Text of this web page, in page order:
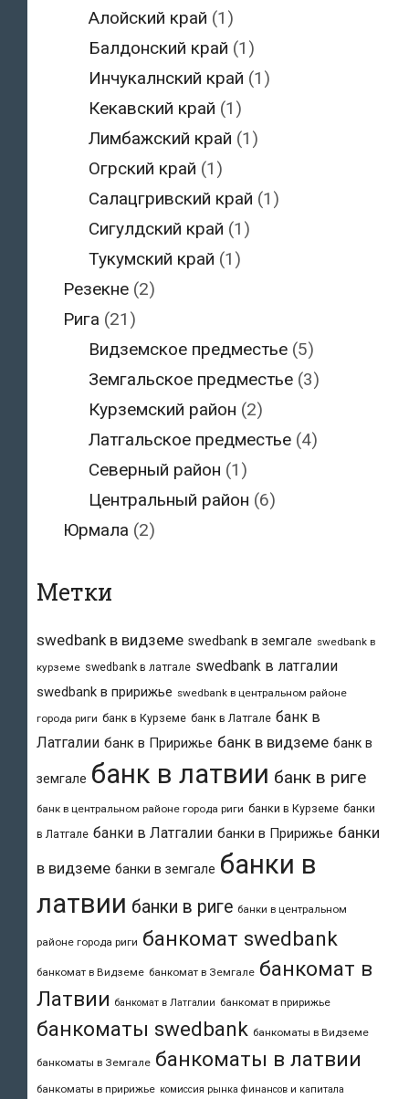
Алойский край (1)
Балдонский край (1)
Инчукалнский край (1)
Кекавский край (1)
Лимбажский край (1)
Огрский край (1)
Салацгривский край (1)
Сигулдский край (1)
Тукумский край (1)
Резекне(2)
Рига (21)
Видземское предместье (5)
Земгальское предместье (3)
Курземский район (2)
Латгальское предместье (4)
Северный район (1)
Центральный район (6)
Юрмала (2)
Метки
swedbank в видземе swedbank в земгале swedbank в
курземе swedbank в латгале swedbank в латгалии
swedbank в пририжье swedbank в центральном районе
города риги банк в Курземе банк в Латгале банк в
Латгалии банк в Пририжье банк в видземе банк в
земгале банк в латвии банк в риге
банк в центральном районе города риги банки в Курземе банки
в Латгале банки в Латгалии банки в Пририжье банки
в видземе банки в земгале банки в
латвии банки в риге банки в центральном
районе города риги банкомат swedbank
банкомат в Видземе банкомат в Земгале банкомат в
Латвии банкомат в Латгалии банкомат в пририжье
банкоматы swedbank банкоматы в Видземе
банкоматы в Земгале банкоматы в латвии
банкоматы в пририжье комиссия рынка финансов и капитала